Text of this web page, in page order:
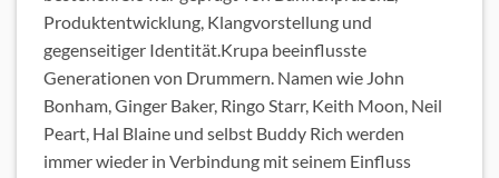
Produktentwicklung, Klangvorstellung und
gegenseitiger Identität.Krupa beeinflusste
Generationen von Drummern. Namen wie John
Bonham, Ginger Baker, Ringo Starr, Keith Moon, Neil
Peart, Hal Blaine und selbst Buddy Rich werden
immer wieder in Verbindung mit seinem Einfluss